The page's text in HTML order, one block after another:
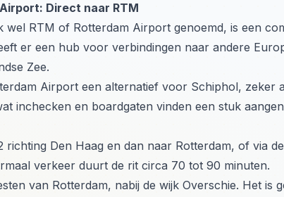
Direct naar RTM
RTM of Rotterdam Airport genoemd, is een
er een hub voor verbindingen naar andere
Zee.
Airport een alternatief voor Schiphol, zeker
inchecken en boardgaten vinden een stuk
richting Den Haag en dan naar Rotterdam, of via
verkeer duurt de rit circa 70 tot 90 minuten.
van Rotterdam, nabij de wijk Overschie. Het is